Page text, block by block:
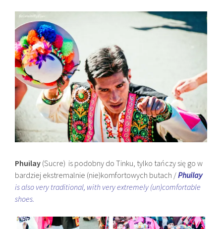
Phuilay (Sucre) is podobny do Tinku, tylko tańczy się go w
bardziej ekstremalnie (nie)komfortowych butach /Phuilay
is also very traditional, with very extremely (un)comfortable
shoes.